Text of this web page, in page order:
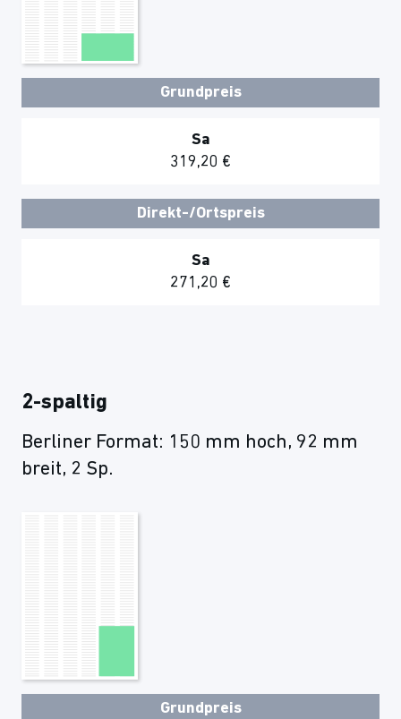
Grundpreis
Sa
319,20 €
Direkt-/Ortspreis
Sa
271,20 €
2-spaltig
Berliner Format: 150 mm hoch, 92 mm
breit, 2 Sp.
Grundpreis